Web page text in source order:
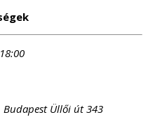
Budapest Üllői út 343